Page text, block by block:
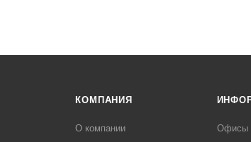
КОМПАНИЯ
О компании
Офисы